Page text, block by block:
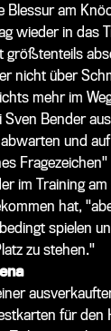
Blessur am
wieder in das
größtenteils
nicht über
mehr im
Bender
und
im Training
hat,
spielen
zu stehen."
für den